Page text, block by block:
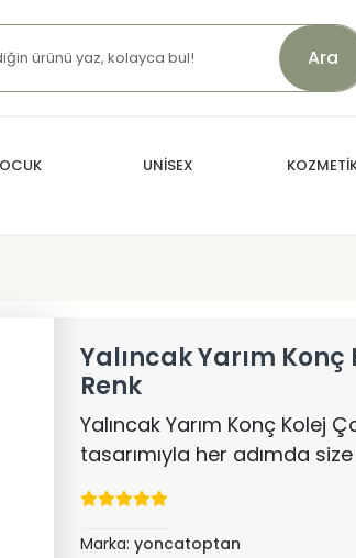
Ara
UNİSEX
Yalıncak Yarım
Renk
Yalıncak Yarım Konç Kolej
tasarımıyla her adımda
Marka: yoncatoptan